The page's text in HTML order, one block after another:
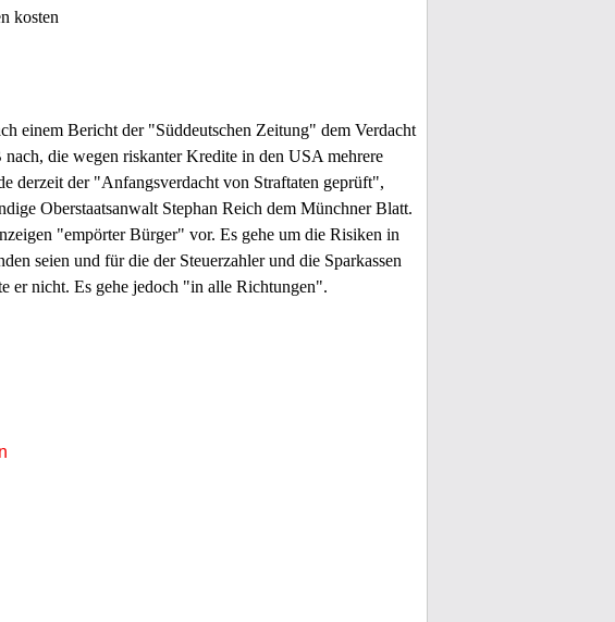
kosten
einem Bericht der "Süddeutschen Zeitung" dem Verdacht
die wegen riskanter Kredite in den USA mehrere
derzeit der "Anfangsverdacht von Straftaten geprüft",
Oberstaatsanwalt Stephan Reich dem Münchner Blatt.
"empörter Bürger" vor. Es gehe um die Risiken in
seien und für die der Steuerzahler und die Sparkassen
er nicht. Es gehe jedoch "in alle Richtungen".